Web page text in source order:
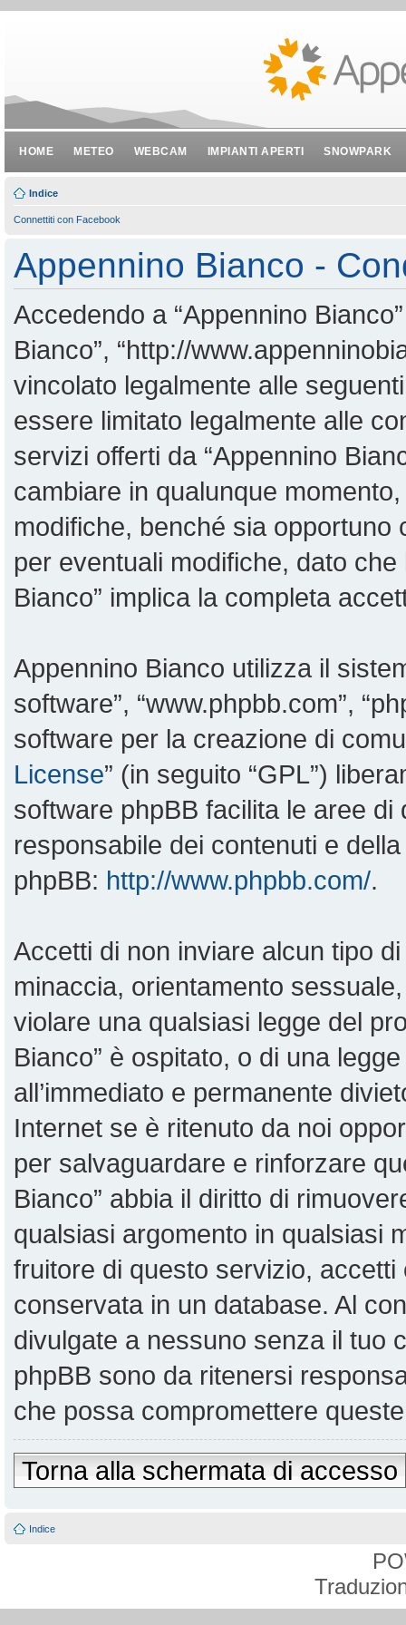
HOME METEO WEBCAM IMPIANTI APERTI SNOWPARK
Indice
Connettiti con Facebook
Appennino Bianco -
Accedendo a “Appennino
Bianco”, “http://
vincolato legalmente alle
essere limitato legalmente alle
servizi offerti da “Appennino
cambiare in qualunque
modifiche, benché sia
per eventuali modifiche, dato che
Bianco” implica la completa
Appennino Bianco utilizza il
software”, “www.phpbb.com”,
software per la creazione di
License” (in seguito “GPL”)
software phpBB facilita le aree
responsabile dei contenuti e
phpBB: http://www.phpbb.com/.
Accetti di non inviare alcun tipo
minaccia, orientamento
violare una qualsiasi legge del
Bianco” è ospitato, o di una
all’immediato e permanente
Internet se è ritenuto da noi
per salvaguardare e rinforzare
Bianco” abbia il diritto di
qualsiasi argomento in qualsiasi
fruitore di questo servizio,
conservata in un database. Al
divulgate a nessuno senza il tuo
phpBB sono da ritenersi
che possa compromettere
Torna alla schermata di accesso
Indice